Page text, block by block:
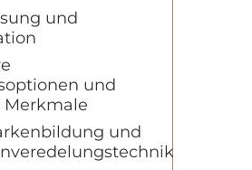
und
und
und